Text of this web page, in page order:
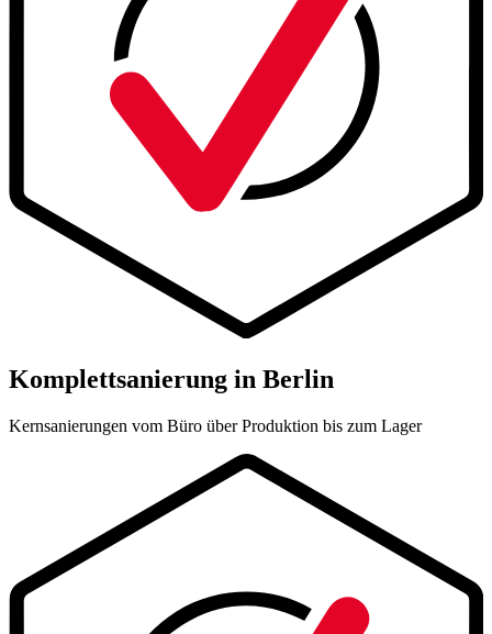
Komplettsanierung in Berlin
Kernsanierungen vom Büro über Produktion bis zum Lager